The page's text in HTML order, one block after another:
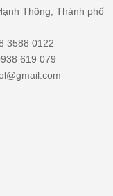
Thông, Thành phố
3588 0122
619 079